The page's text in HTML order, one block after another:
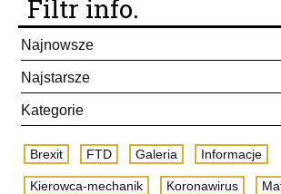
Filtr info.
Najnowsze
Najstarsze
Kategorie
Brexit FTD Galeria Informacje
Kierowca-mechanik Koronawirus